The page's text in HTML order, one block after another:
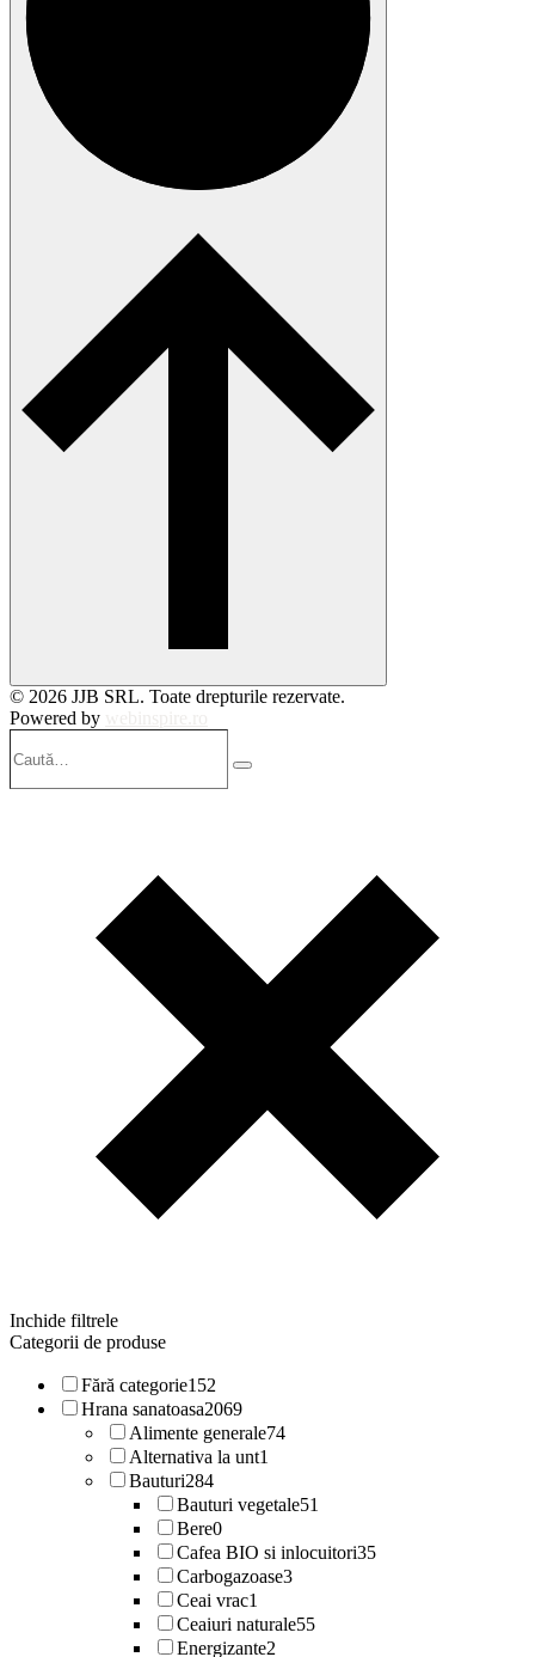
© 2026 JJB SRL. Toate drepturile rezervate.
Powered by
Search
Inchide filtrele
Categorii de produse
Fără categorie152
Hrana sanatoasa2069
Alimente generale74
Alternativa la unt1
Bauturi284
Bauturi vegetale51
Bere0
Cafea BIO si inlocuitori35
Carbogazoase3
Ceai vrac1
Ceaiuri naturale55
Energizante2